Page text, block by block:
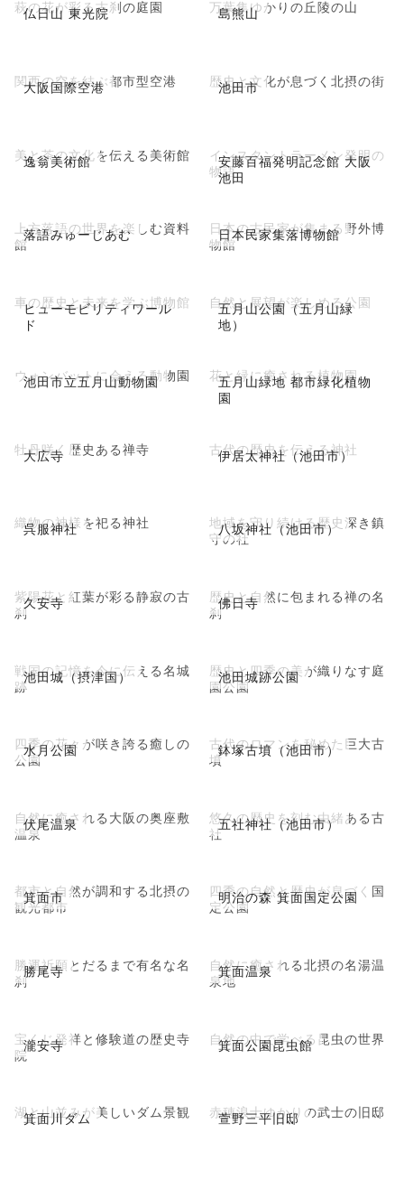
仏日山 東光院
萩の花が彩る古刹の庭園 島熊山
万葉集ゆかりの丘陵の山
大阪国際空港
関西の空を結ぶ都市型空港 池田市
歴史と文化が息づく北摂の街
逸翁美術館
美と茶の文化を伝える美術館
安藤百福発明記念館 大阪
池田
インスタントラーメン発明の
物語
落語みゅーじあむ
上方落語の世界を楽しむ資料
館
日本民家集落博物館
日本の古民家が集まる野外博
物館
ヒューモビリティワール
ド
車の歴史と未来を学ぶ博物館
五月山公園（五月山緑
地）
自然と展望が楽しめる公園
池田市立五月山動物園
ウォンバットに会える動物園
五月山緑地 都市緑化植物
園
花と緑に癒される植物園
大広寺
牡丹咲く歴史ある禅寺 伊居太神社（池田市）
古代の歴史を伝える神社
呉服神社
織物の神様を祀る神社 八坂神社（池田市）
地域を守り続ける歴史深き鎮
守の社
久安寺
紫陽花と紅葉が彩る静寂の古
刹
佛日寺
歴史と自然に包まれる禅の名
刹
池田城（摂津国）
戦国の記憶を今に伝える名城
跡
池田城跡公園
歴史と四季の美が織りなす庭
園公園
水月公園
四季の花々が咲き誇る癒しの
公園
鉢塚古墳（池田市）
古代のロマンを秘めた巨大古
墳
伏尾温泉
自然に癒される大阪の奥座敷
温泉
五社神社（池田市）
悠久の歴史を刻む由緒ある古
社
箕面市
都市と自然が調和する北摂の
観光都市
明治の森 箕面国定公園
四季の自然と歴史が息づく国
定公園
勝尾寺
勝運祈願とだるまで有名な名
刹
箕面温泉
自然に癒される北摂の名湯温
泉地
瀧安寺
宝くじ発祥と修験道の歴史寺
院
箕面公園昆虫館
自然の中で学べる昆虫の世界
箕面川ダム
湖と山並みが美しいダム景観 萱野三平旧邸
赤穂浪士ゆかりの武士の旧邸